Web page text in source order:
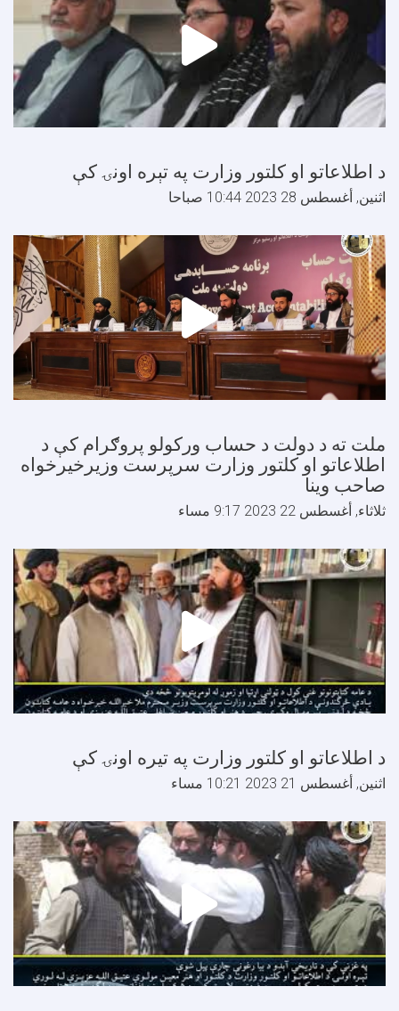
د اطلاعاتو او کلتور وزارت په تېره اونۍ کې
اثنين, أغسطس 28 2023 10:44 صباحا
ملت ته د دولت د حساب ورکولو پروګرام کې د
اطلاعاتو او کلتور وزارت سرپرست وزیرخیرخواه
صاحب وینا
ثلاثاء, أغسطس 22 2023 9:17 مساء
د اطلاعاتو او کلتور وزارت په تيره اونۍ کې
اثنين, أغسطس 21 2023 10:21 مساء